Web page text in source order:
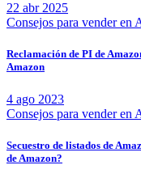
22 abr 2025
Consejos para vender en
Reclamación de PI de
Amazon
4 ago 2023
Consejos para vender en
Secuestro de listados de
de Amazon?